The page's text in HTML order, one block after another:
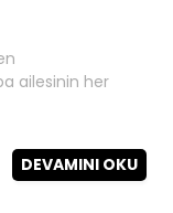
ailesinin her
DEVAMINI OKU